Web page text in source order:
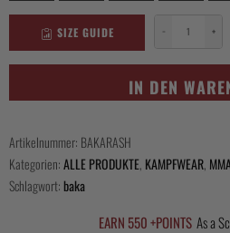
SIZE GUIDE −
Rashguard
Menge
+
IN DEN
Artikelnummer: BAKARASH
Kategorien:ALLE PRODUKTE, KAMPFWEAR,
Schlagwort: baka
EARN 550 +POINTS As a